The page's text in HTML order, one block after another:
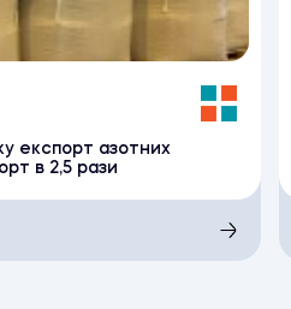
експорт азотних
в 2,5 рази